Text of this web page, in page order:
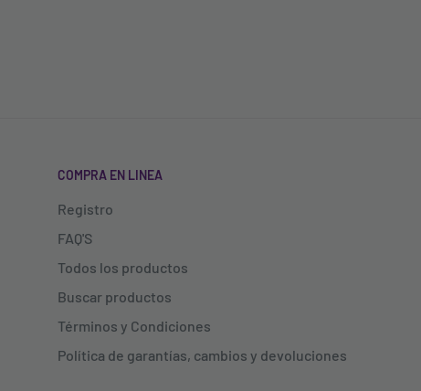
COMPRA EN LINEA
Registro
FAQ'S
Todos los productos
Buscar productos
Términos y Condiciones
Política de garantías, cambios y devoluciones